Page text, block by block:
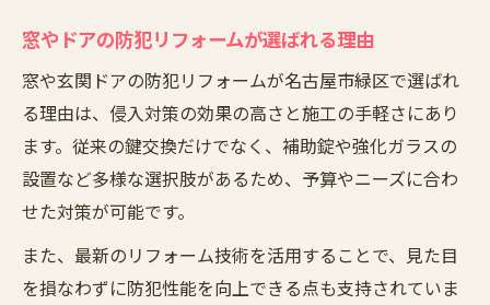
窓やドアの防犯リフォームが選ばれる理由
窓や玄関ドアの防犯リフォームが名古屋市緑区で選ばれ
る理由は、侵入対策の効果の高さと施工の手軽さにあり
ます。従来の鍵交換だけでなく、補助錠や強化ガラスの
設置など多様な選択肢があるため、予算やニーズに合わ
せた対策が可能です。
また、最新のリフォーム技術を活用することで、見た目
を損なわずに防犯性能を向上できる点も支持されていま